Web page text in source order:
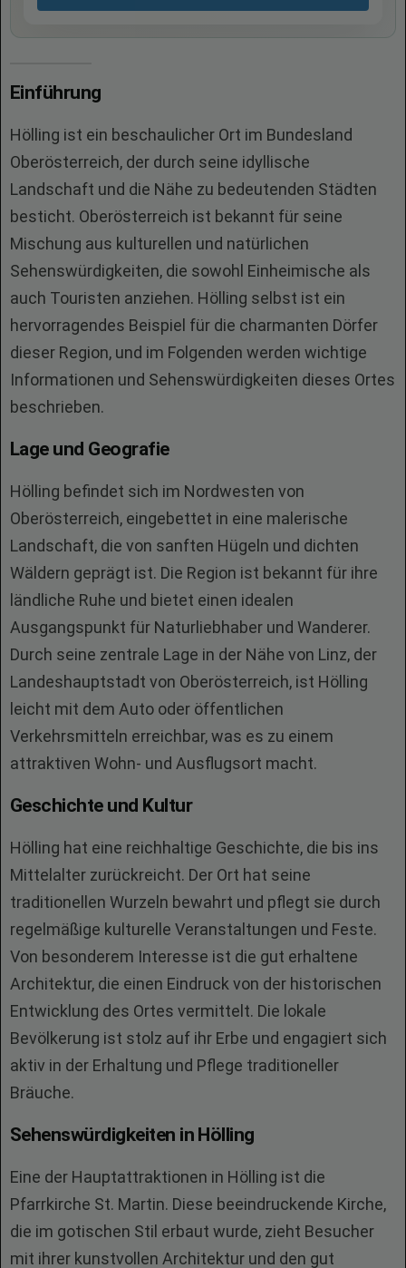
Einführung
Hölling ist ein beschaulicher Ort im Bundesland
Oberösterreich, der durch seine idyllische
Landschaft und die Nähe zu bedeutenden Städten
besticht. Oberösterreich ist bekannt für seine
Mischung aus kulturellen und natürlichen
Sehenswürdigkeiten, die sowohl Einheimische als
auch Touristen anziehen. Hölling selbst ist ein
hervorragendes Beispiel für die charmanten Dörfer
dieser Region, und im Folgenden werden wichtige
Informationen und Sehenswürdigkeiten dieses Ortes
beschrieben.
Lage und Geografie
Hölling befindet sich im Nordwesten von
Oberösterreich, eingebettet in eine malerische
Landschaft, die von sanften Hügeln und dichten
Wäldern geprägt ist. Die Region ist bekannt für ihre
ländliche Ruhe und bietet einen idealen
Ausgangspunkt für Naturliebhaber und Wanderer.
Durch seine zentrale Lage in der Nähe von Linz, der
Landeshauptstadt von Oberösterreich, ist Hölling
leicht mit dem Auto oder öffentlichen
Verkehrsmitteln erreichbar, was es zu einem
attraktiven Wohn- und Ausflugsort macht.
Geschichte und Kultur
Hölling hat eine reichhaltige Geschichte, die bis ins
Mittelalter zurückreicht. Der Ort hat seine
traditionellen Wurzeln bewahrt und pflegt sie durch
regelmäßige kulturelle Veranstaltungen und Feste.
Von besonderem Interesse ist die gut erhaltene
Architektur, die einen Eindruck von der historischen
Entwicklung des Ortes vermittelt. Die lokale
Bevölkerung ist stolz auf ihr Erbe und engagiert sich
aktiv in der Erhaltung und Pflege traditioneller
Bräuche.
Sehenswürdigkeiten in Hölling
Eine der Hauptattraktionen in Hölling ist die
Pfarrkirche St. Martin. Diese beeindruckende Kirche,
die im gotischen Stil erbaut wurde, zieht Besucher
mit ihrer kunstvollen Architektur und den gut